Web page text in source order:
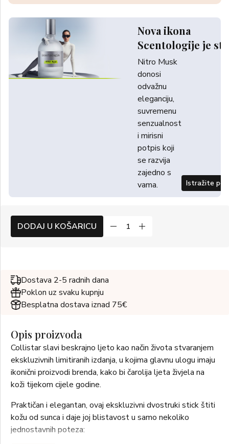
Nova ikona
Scentologije je
Nitro Musk
donosi
odvažnu
eleganciju,
suvremenu
senzualnost
i mirisni
potpis koji
se razvija
zajedno s
vama.
Istražite
DODAJ U KOŠARICU
Dostava 2-5 radnih dana
Poklon uz svaku kupnju
Besplatna dostava iznad 75€
Opis proizvoda
Collistar slavi beskrajno ljeto kao način života stvaranjem
ekskluzivnih limitiranih izdanja, u kojima glavnu ulogu imaju
ikonični proizvodi brenda, kako bi čarolija ljeta živjela na
koži tijekom cijele godine.
Praktičan i elegantan, ovaj ekskluzivni dvostruki stick štiti
kožu od sunca i daje joj blistavost u samo nekoliko
jednostavnih poteza: